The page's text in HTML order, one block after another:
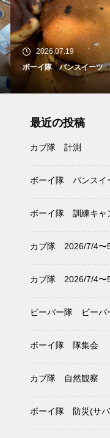
2026.07.19
ボーイ隊 パンスイーツ
最近の投稿
カブ隊 計測
ボーイ隊 パンスイ
ボーイ隊 訓練キャ
カブ隊 2026/7/4〜
カブ隊 2026/7/4〜
ビーバー隊 ビーバ
ボーイ隊 隊集会
カブ隊 自然観察
ボーイ隊 防災(サ